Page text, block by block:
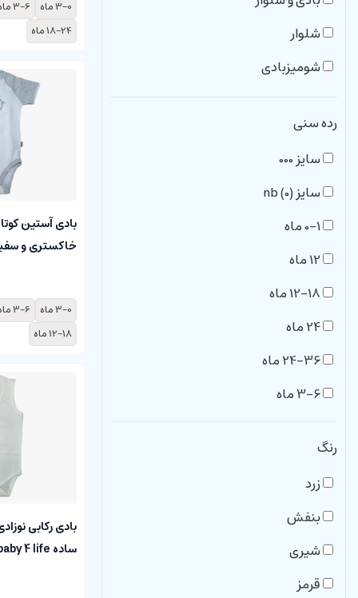
شلوار
شومیزبادی
رده سنی
سایز 000
سایز nb (0)
3 ماه
سایز 00
رنگ
زرد
بنفش
شیری
قرمز
3-0 ماه
3-6 ماه
18-24 ماه
بادی آستین
خاکستری و
3-0 ماه
3-6 ماه
12-18 ماه
بادی رکابی
ساده baby 4 life